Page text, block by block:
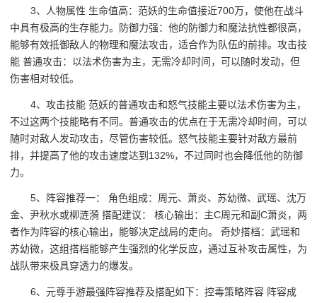
3、人物属性 生命值高：范妖的生命值接近700万，使他在战斗
中具有极高的生存能力。防御力强：他的防御力和魔法抗性都很高，
能够有效抵御敌人的物理和魔法攻击，适合作为队伍的前排。攻击技
能 普通攻击：以法术伤害为主，无需冷却时间，可以随时发动，但
伤害相对较低。
4、攻击技能 范妖的普通攻击和怒气技能主要以法术伤害为主，
不过这两个技能略有不同。普通攻击的优点在于无需冷却时间，可以
随时对敌人发动攻击，尽管伤害较低。怒气技能主要针对敌方最前
排，并提高了他的攻击速度达到132%，不过同时也会降低他的防御
力。
5、阵容推荐一： 角色组成：周元、萧炎、苏幼微、武瑶、沈万
金、尹秋水或柳涟漪 搭配建议： 核心输出：主C周元和副C萧炎，两
者作为阵容的核心输出，能够决定战局的走向。 奇妙搭档：武瑶和
苏幼微，这组搭档能够产生强烈的化学反应，通过互补攻击属性，为
战队带来极具穿透力的爆发。
6、元尊手游最强阵容推荐及搭配如下：控毒策略阵容 阵容成